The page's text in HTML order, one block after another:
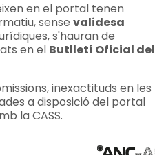
en el portal tenen
sense validesa
s'hauran de
en el Butlletí Oficial del
inexactituds en les
a disposició del portal
la CASS.